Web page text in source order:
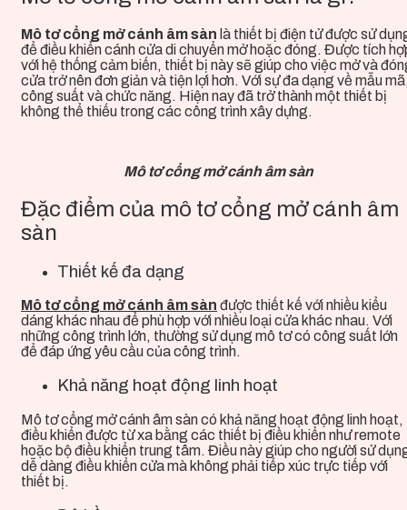
Mô tơ cổng mở cánh âm sàn là thiết bị điện tử được sử
để điều khiển cánh cửa di chuyển mở hoặc đóng. Được tích
với hệ thống cảm biến, thiết bị này sẽ giúp cho việc mở và
cửa trở nên đơn giản và tiện lợi hơn. Với sự đa dạng về mẫu
công suất và chức năng. Hiện nay đã trở thành một thiết bị
không thể thiếu trong các công trình xây dựng.
Mô tơ cổng mở cánh âm sàn
Đặc điểm của mô tơ cổng mở cánh âm
sàn
Thiết kế đa dạng
Mô tơ cổng mở cánh âm sàn được thiết kế với nhiều kiểu
dáng khác nhau để phù hợp với nhiều loại cửa khác nhau. Với
những công trình lớn, thường sử dụng mô tơ có công suất lớn
để đáp ứng yêu cầu của công trình.
Khả năng hoạt động linh hoạt
Mô tơ cổng mở cánh âm sàn có khả năng hoạt động linh hoạt,
điều khiển được từ xa bằng các thiết bị điều khiển như remote
hoặc bộ điều khiển trung tâm. Điều này giúp cho người sử
dễ dàng điều khiển cửa mà không phải tiếp xúc trực tiếp với
thiết bị.